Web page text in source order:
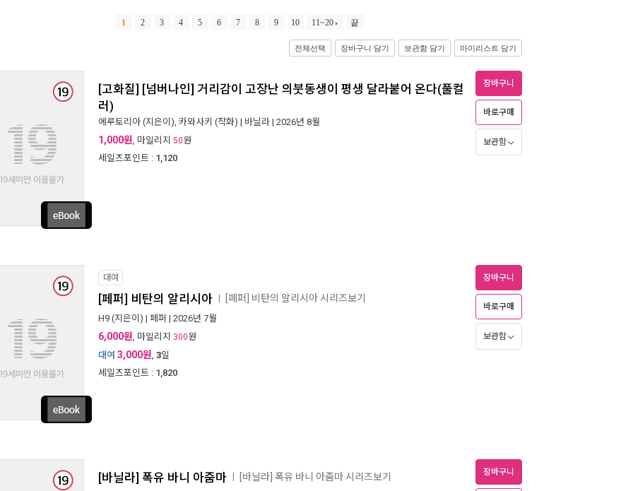
1 2 3 4 5 6 7 8 9 10 11~20 끝
전체선택 장바구니 담기 보관함 담기 마이리스트 담기
[고화질] [넘버나인] 거리감이 고장난 의붓동생이 평생 달라붙어 온다(풀컬
러)
에루토리아 (지은이), 카와사키 (작화) | 바닐라 | 2026년 8월
1,000원 , 마일리지 50원
세일즈포인트 : 1,120
장바구니
바로구매
보관함
대여
[페퍼] 비탄의 알리시아 [페퍼] 비탄의 알리시아 시리즈보기
H9 (지은이) | 페퍼 | 2026년 7월
6,000원, 마일리지 300원
대여 3,000원, 3일
세일즈포인트 : 1,820
장바구니
바로구매
보관함
[바닐라] 폭유 바니 아줌마 [바닐라] 폭유 바니 아줌마 시리즈보기 장바구니